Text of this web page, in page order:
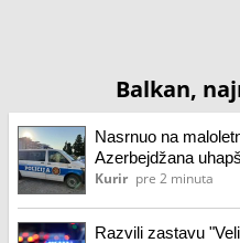
Balkan,
Nasrnuo na
Azerbejdžana
krivično delo
Kurir pre 2 minuta
Razvili zastavu